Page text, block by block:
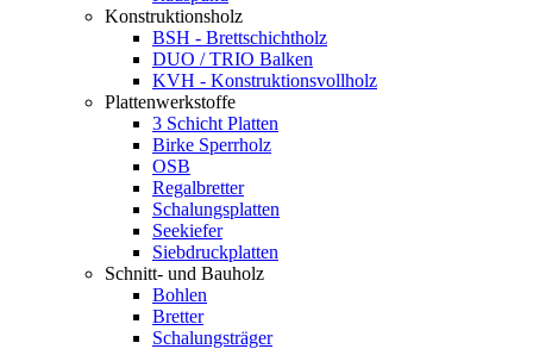
Konstruktionsholz
BSH - Brettschichtholz
DUO / TRIO Balken
KVH - Konstruktionsvollholz
Plattenwerkstoffe
3 Schicht Platten
Birke Sperrholz
OSB
Regalbretter
Schalungsplatten
Seekiefer
Siebdruckplatten
Schnitt- und Bauholz
Bohlen
Bretter
Schalungsträger